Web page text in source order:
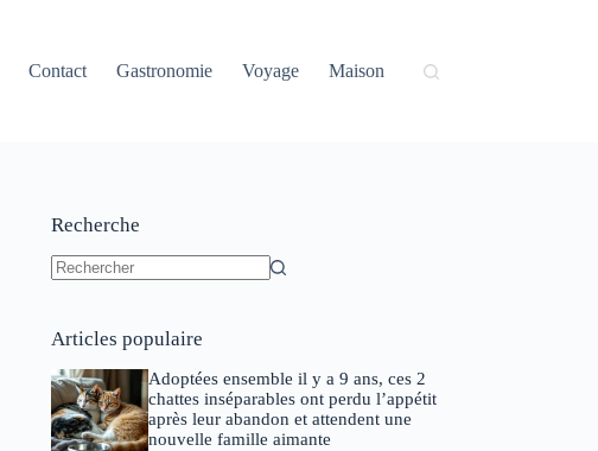
Contact Gastronomie Voyage Maison
Recherche
Articles populaire
Adoptées ensemble il y a 9 ans, ces 2
chattes inséparables ont perdu l’appétit
après leur abandon et attendent une
nouvelle famille aimante